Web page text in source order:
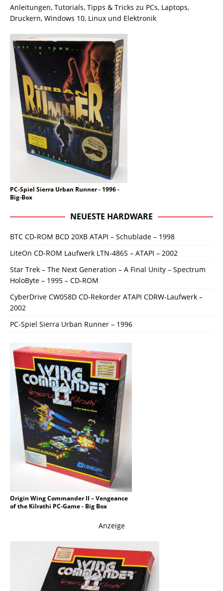
Anleitungen, Tutorials, Tipps & Tricks zu PCs, Laptops,
Druckern, Windows 10, Linux und Elektronik
PC-Spiel Sierra Urban Runner - 1996 -
Big-Box
NEUESTE HARDWARE
BTC CD-ROM BCD 20XB ATAPI – Schublade – 1998
LiteOn CD-ROM Laufwerk LTN-486S – ATAPI – 2002
Star Trek – The Next Generation – A Final Unity – Spectrum
HoloByte – 1995 – CD-ROM
CyberDrive CW058D CD-Rekorder ATAPI CDRW-Laufwerk –
2002
PC-Spiel Sierra Urban Runner – 1996
Origin Wing Commander II – Vengeance
of the Kilrathi PC-Game - Big Box
Anzeige